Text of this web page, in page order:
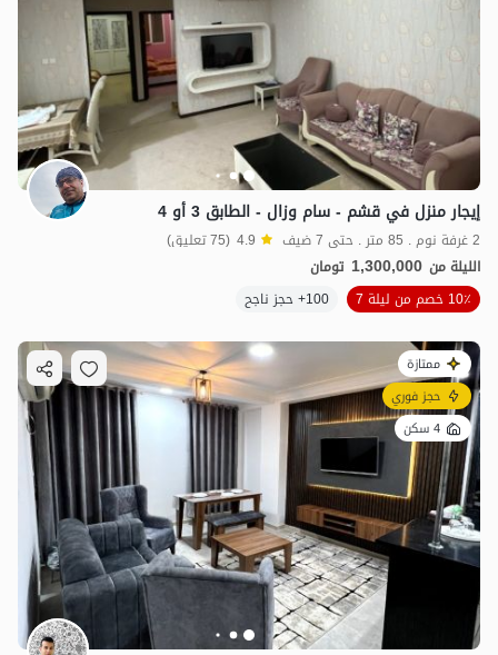
إيجار منزل في قشم - سام وزال - الطابق 3 أو 4
2 غرفة نوم . 85 متر . حتى 7 ضيف 4.9 (75 تعليق)
الليلة من 1,300,000 تومان
10٪ خصم من ليلة 7
100+ حجز ناجح
ممتازة
حجز فوري
4 سكن